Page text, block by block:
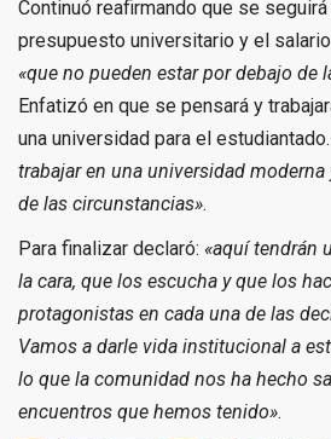
Continuó reafirmando que se
presupuesto universitario y el
«que no pueden estar por debajo de
Enfatizó en que se pensará y
una universidad para el estudiantado.
trabajar en una universidad moderna
de las circunstancias».
Para finalizar declaró: «aquí tendrán
la cara, que los escucha y que los
protagonistas en cada una de las
Vamos a darle vida institucional a
lo que la comunidad nos ha hecho
encuentros que hemos tenido».